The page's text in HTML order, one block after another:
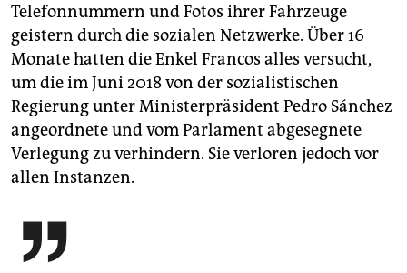
Telefonnummern und Fotos ihrer Fahrzeuge
geistern durch die sozialen Netzwerke. Über 16
Monate hatten die Enkel Francos alles versucht,
um die im Juni 2018 von der sozialistischen
Regierung unter Ministerpräsident Pedro Sánchez
angeordnete und vom Parlament abgesegnete
Verlegung zu verhindern. Sie verloren jedoch vor
allen Instanzen.
